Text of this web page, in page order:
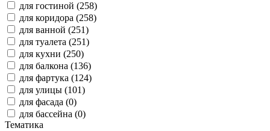
для гостиной (258)
для коридора (258)
для ванной (251)
для туалета (251)
для кухни (250)
для балкона (136)
для фартука (124)
для улицы (101)
для фасада (0)
для бассейна (0)
Тематика